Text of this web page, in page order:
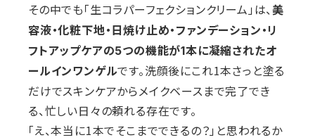
その中でも「生コラパーフェクションクリーム」は、美
容液・化粧下地・日焼け止め・ファンデーション・リ
フトアップケアの5つの機能が1本に凝縮されたオ
ールインワンゲルです。洗顔後にこれ1本さっと塗る
だけでスキンケアからメイクベースまで完了でき
る、忙しい日々の頼れる存在です。
「え、本当に1本でそこまでできるの？」と思われるか